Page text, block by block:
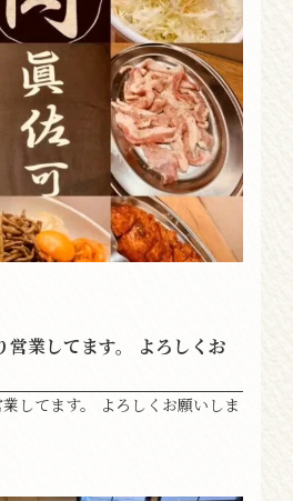
営業してます。 よろしくお
してます。 よろしくお願いしま